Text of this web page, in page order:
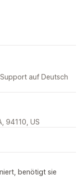
auf Deutsch
94110, US
benötigt sie